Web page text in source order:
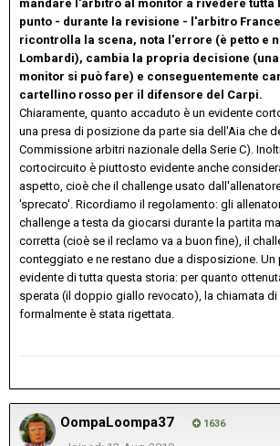
mandare l'arbitro al monitor a rivedere tutta
punto - durante la revisione - l'arbitro
ricontrolla la scena, nota l'errore (è petto e
Lombardi), cambia la propria decisione (una
monitor si può fare) e conseguentemente
cartellino rosso per il difensore del Carpi.
Chiaramente, quanto accaduto è un evidente
una presa di posizione da parte sia dell'Aia che
Commissione arbitri nazionale della Serie C).
cortocircuito è piuttosto evidente anche
aspetto, cioè che il challenge usato
'sprecato'. Ricordiamo il regolamento: gli
challenge a testa da giocarsi durante la partita
corretta (cioè se il reclamo va a buon fine), il
conteggiato e ne restano due a disposizione.
evidente di tutta questa storia: per quanto
sperata (il doppio giallo revocato), la chiamata di
formalmente è stata rigettata.
OompaLoompa37 1636